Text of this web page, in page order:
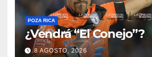
POZA RICA
¿Vendrá “El Conejo”?
8 AGOSTO, 2026